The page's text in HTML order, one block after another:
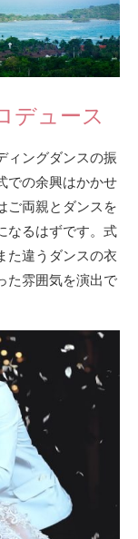
デュース
ィングダンスの振
での余興はかかせ
ご両親とダンスを
なるはずです。式
た違うダンスの衣
た雰囲気を演出で